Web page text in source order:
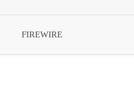
FIREWIRE